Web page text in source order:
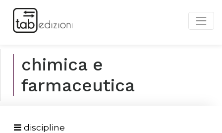
chimica e
farmaceutica
discipline